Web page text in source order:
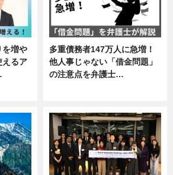
を増や
えるア
多重債務者147万人に急増！
他人事じゃない「借金問題」
の注意点を弁護士…